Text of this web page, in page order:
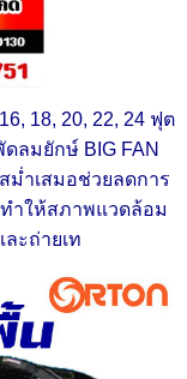
18, 20, 22, 24 ฟุต
ลมยักษ์ BIG FAN
ม่ำเสมอช่วยลดการ
ำให้สภาพแวดล้อม
ะถ่ายเท